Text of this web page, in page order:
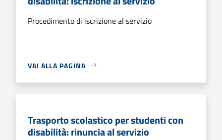
Procedimento di iscrizione al servizio
VAI ALLA PAGINA
Trasporto scolastico per studenti con
disabilità: rinuncia al servizio